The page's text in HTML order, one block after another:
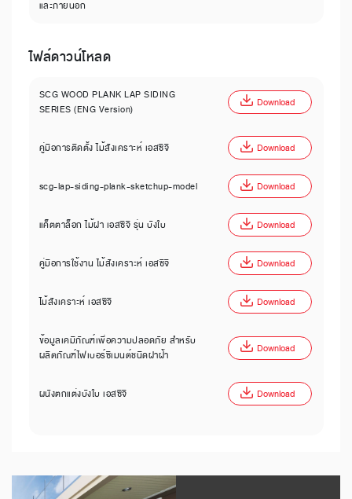
และภายนอก
ไฟล์ดาวน์โหลด
SCG WOOD PLANK LAP SIDING
SERIES (ENG Version)
Download
คู่มือการติดตั้ง ไม้สังเคราะห์ เอสซีจี Download
scg-lap-siding-plank-sketchup-model Download
แค็ตตาล็อก ไม้ฝา เอสซีจี รุ่น บังใบ Download
คู่มือการใช้งาน ไม้สังเคราะห์ เอสซีจี Download
ไม้สังเคราะห์ เอสซีจี Download
ข้อมูลเคมีภัณฑ์เพื่อความปลอดภัย สำหรับ
ผลิตภัณฑ์ไฟเบอร์ซีเมนต์ชนิดฝาฝ้า
Download
ผนังตกแต่งบังใบ เอสซีจี Download